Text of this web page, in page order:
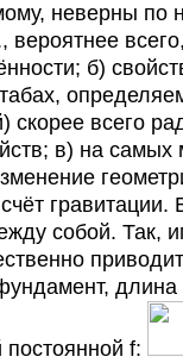
неверны по
вероятнее
б)
всего
в) на
гравитации.
собой. Так,
постоянной f: